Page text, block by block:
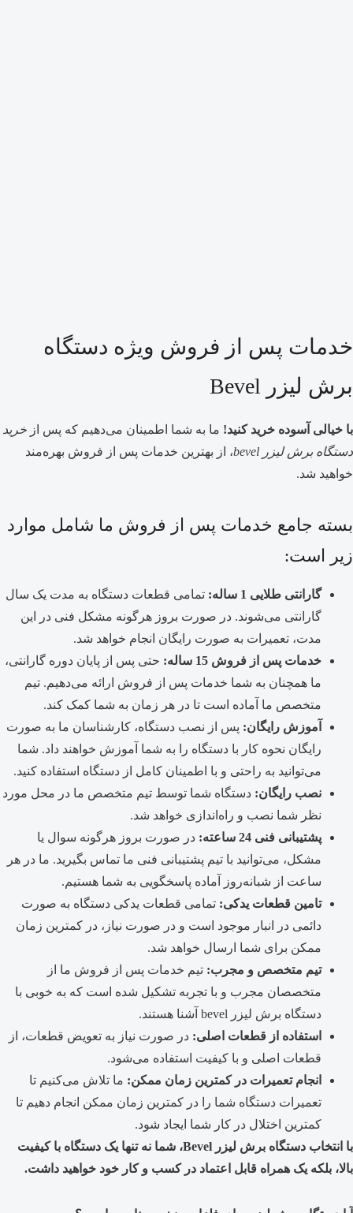
خدمات پس از فروش ویژه دستگاه
برش لیزر Bevel
با خیالی آسوده خرید کنید! ما به شما اطمینان می‌دهیم که پس از خرید
دستگاه برش لیزر bevel
، از بهترین خدمات پس از فروش بهره‌مند
خواهید شد.
بسته جامع خدمات پس از فروش ما شامل موارد
زیر است:
گارانتی طلایی 1 ساله:
تمامی قطعات دستگاه به مدت یک سال
گارانتی می‌شوند. در صورت بروز هرگونه مشکل فنی در این
مدت، تعمیرات به صورت رایگان انجام خواهد شد.
خدمات پس از فروش 15 ساله:
حتی پس از پایان دوره گارانتی،
ما همچنان به شما خدمات پس از فروش ارائه می‌دهیم. تیم
متخصص ما آماده است تا در هر زمان به شما کمک کند.
آموزش رایگان: پس از نصب دستگاه، کارشناسان ما به صورت
رایگان نحوه کار با دستگاه را به شما آموزش خواهند داد. شما
می‌توانید به راحتی و با اطمینان کامل از دستگاه استفاده کنید.
نصب رایگان: دستگاه شما توسط تیم متخصص ما در محل مورد
نظر شما نصب و راه‌اندازی خواهد شد.
پشتیبانی فنی 24 ساعته:
در صورت بروز هرگونه سوال یا
مشکل، می‌توانید با تیم پشتیبانی فنی ما تماس بگیرید. ما در هر
ساعت از شبانه‌روز آماده پاسخگویی به شما هستیم.
تامین قطعات یدکی: تمامی قطعات یدکی دستگاه به صورت
دائمی در انبار موجود است و در صورت نیاز، در کمترین زمان
ممکن برای شما ارسال خواهد شد.
تیم متخصص و مجرب: تیم خدمات پس از فروش ما از
متخصصان مجرب و با تجربه تشکیل شده است که به خوبی با
دستگاه برش لیزر bevel آشنا هستند.
استفاده از قطعات اصلی: در صورت نیاز به تعویض قطعات، از
قطعات اصلی و با کیفیت استفاده می‌شود.
انجام تعمیرات در کمترین زمان ممکن: ما تلاش می‌کنیم تا
تعمیرات دستگاه شما را در کمترین زمان ممکن انجام دهیم تا
کمترین اختلال در کار شما ایجاد شود.
با انتخاب دستگاه برش لیزر Bevel، شما نه تنها یک دستگاه با کیفیت
بالا، بلکه یک همراه قابل اعتماد در کسب و کار خود خواهید داشت.